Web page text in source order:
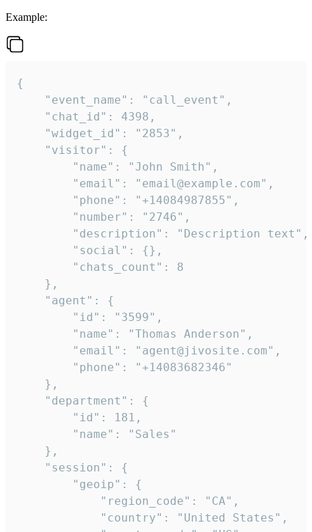
Example:
{
    "event_name": "call_event",
    "chat_id": 4398,
    "widget_id": "2853",
    "visitor": {
        "name": "John Smith",
        "email": "email@example.com",
        "phone": "+14084987855",
        "number": "2746",
        "description": "Description text",
        "social": {},
        "chats_count": 8
    },
    "agent": {
        "id": "3599",
        "name": "Thomas Anderson",
        "email": "agent@jivosite.com",
        "phone": "+14083682346"
    },
    "department": {
        "id": 181,
        "name": "Sales"
    },
    "session": {
        "geoip": {
            "region_code": "CA",
            "country": "United States",